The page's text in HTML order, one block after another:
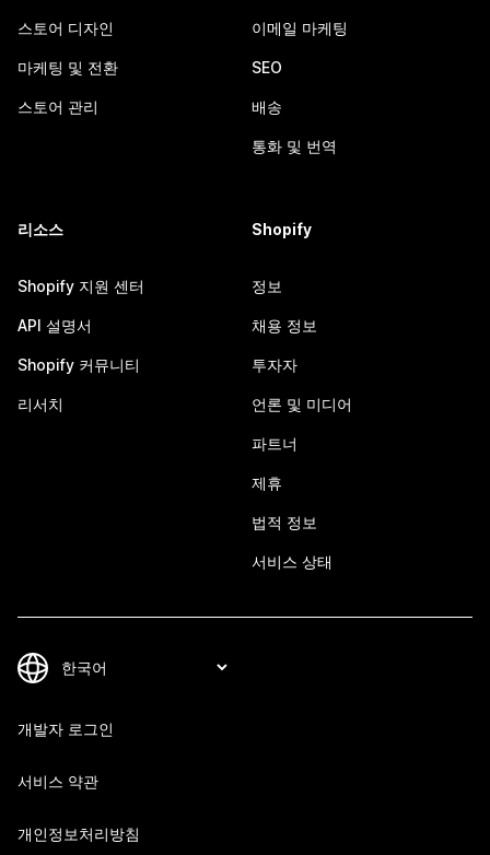
스토어 디자인
마케팅 및 전환
스토어 관리
이메일 마케팅
SEO
배송
통화 및 번역
리소스
Shopify 지원 센터
API 설명서
Shopify 커뮤니티
리서치
Shopify
정보
채용 정보
투자자
언론 및 미디어
파트너
제휴
법적 정보
서비스 상태
개발자 로그인
서비스 약관
개인정보처리방침